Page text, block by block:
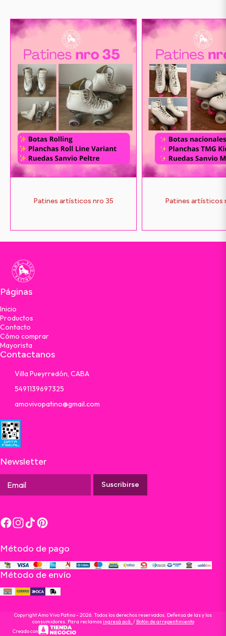
Patines artísticos nro 35 Patines artísticos
Páginas
Inicio
Productos
Contacto
Cómo comprar
Mayorista
Contactanos
Villa Pueyrredón, CABA
5491139697325
amovivopatino@gmail.com
Newsletter
Suscribirse
Método de pago
Método de envío
Copyright Amo Vivo Patino - 2026. Todos los derechos reservados. Defensa de las y los
consumidores. Para reclamosingresá acá. / Botón de arrepentimiento
Creado con